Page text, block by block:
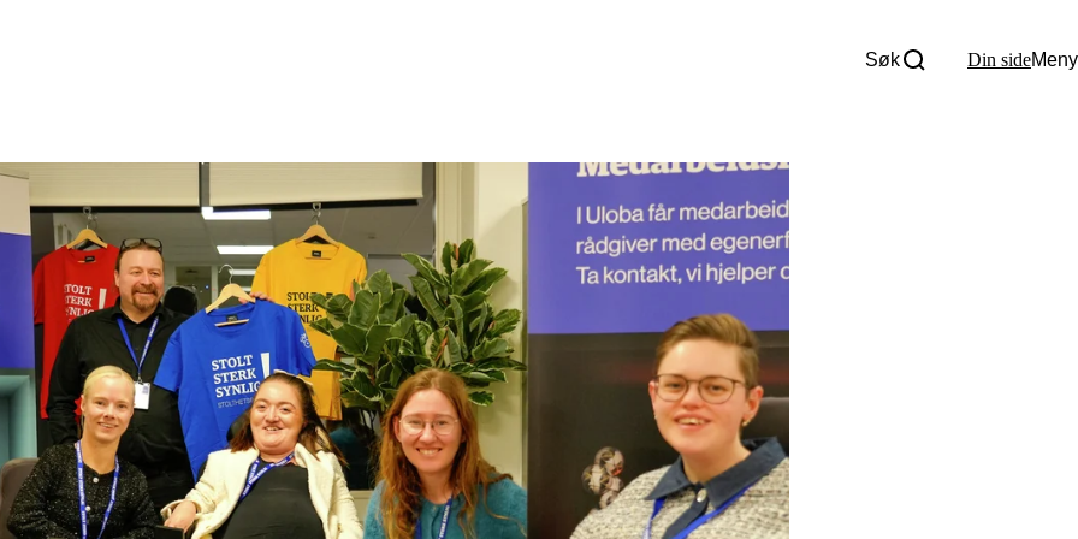
Søk Din sideMeny
Bli assistent
Arrangementer
Independent Living-festivalen
Skansgård-forelesningen
Medlemsrådet
Selvsagt
Bente Skansgårds Independent Living-fond
Tall og fakta
Kontakt Uloba
Supportsenter